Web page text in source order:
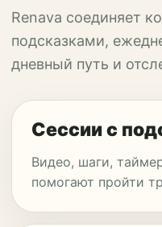
Renava соединяет
подсказками,
дневный путь и
Сессии с
Видео, шаги,
помогают пройти